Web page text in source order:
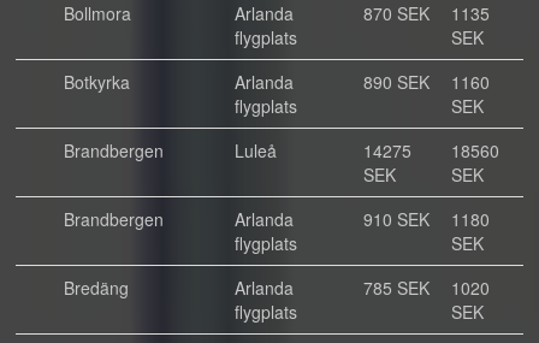
Bollmora
Arlanda
flygplats
870 SEK
1135
SEK
Botkyrka
Arlanda
flygplats
890 SEK
1160
SEK
Brandbergen
Luleå
14275
SEK
18560
SEK
Brandbergen
Arlanda
flygplats
910 SEK
1180
SEK
Bredäng
Arlanda
flygplats
785 SEK
1020
SEK